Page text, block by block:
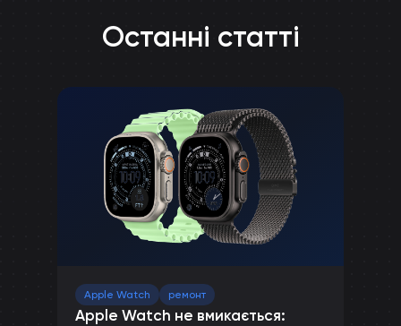
Останні статті
Apple Watch ремонт
Apple Watch не вмикається: